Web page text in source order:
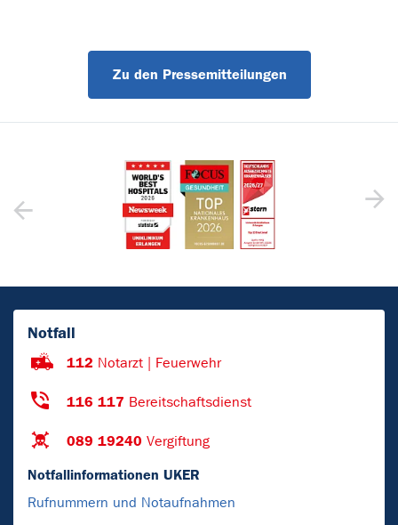
Zu den Pressemitteilungen
Notfall
112 Notarzt | Feuerwehr
116 117 Bereitschaftsdienst
089 19240 Vergiftung
Notfallinformationen UKER
Rufnummern und Notaufnahmen